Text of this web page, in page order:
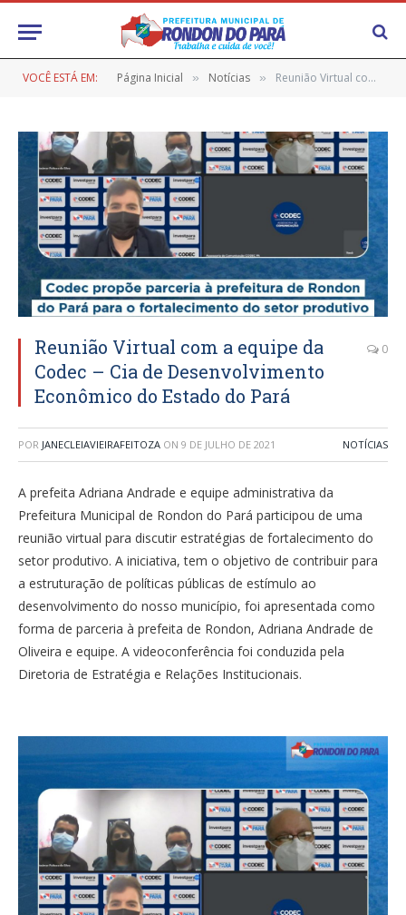
VOCÊ ESTÁ EM: Página Inicial » Notícias » Reunião Virtual com a equipe da Codec – Cia de Desenvolvimento Econômico do Estado do Pará
Reunião Virtual com a equipe da
Codec – Cia de Desenvolvimento
Econômico do Estado do Pará
0
POR JANECLEIAVIEIRAFEITOZA ON 9 DE JULHO DE 2021 NOTÍCIAS
A prefeita Adriana Andrade e equipe administrativa da
Prefeitura Municipal de Rondon do Pará participou de uma
reunião virtual para discutir estratégias de fortalecimento do
setor produtivo. A iniciativa, tem o objetivo de contribuir para
a estruturação de políticas públicas de estímulo ao
desenvolvimento do nosso município, foi apresentada como
forma de parceria à prefeita de Rondon, Adriana Andrade de
Oliveira e equipe. A videoconferência foi conduzida pela
Diretoria de Estratégia e Relações Institucionais.